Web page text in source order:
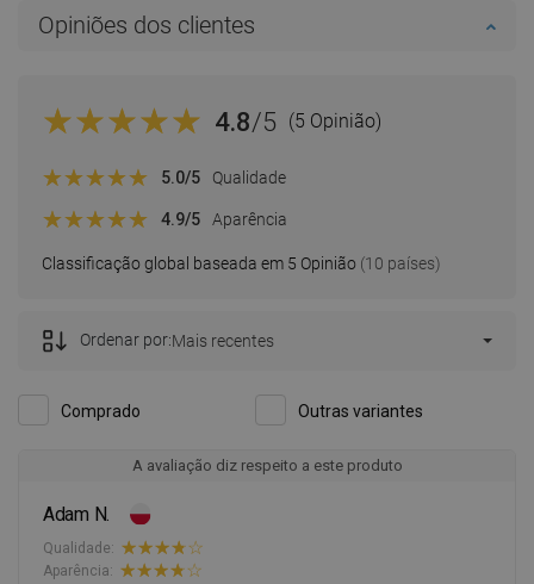
Opiniões dos clientes
4.8/5 (5 Opinião)
Classificação global baseada em 5 Opinião (10 países)
5.0/5 Qualidade
4.9/5 Aparência
Comprado Outras variantes
Ordenar por:Mais recentes
A avaliação diz respeito a este produto
Adam N.
Qualidade:
Aparência: